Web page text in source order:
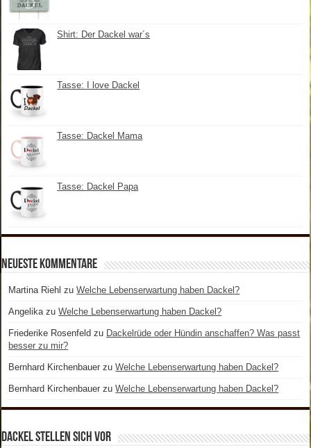
Shirt: Der Dackel war´s
Tasse: I love Dackel
Tasse: Dackel Mama
Tasse: Dackel Papa
Neueste Kommentare
Martina Riehl zuWelche Lebenserwartung haben Dackel?
Angelika zuWelche Lebenserwartung haben Dackel?
Friederike Rosenfeld zu Dackelrüde oder Hündin anschaffen? Was passt
besser zu mir?
Bernhard Kirchenbauer zuWelche Lebenserwartung haben Dackel?
Bernhard Kirchenbauer zuWelche Lebenserwartung haben Dackel?
Dackel stellen sich vor